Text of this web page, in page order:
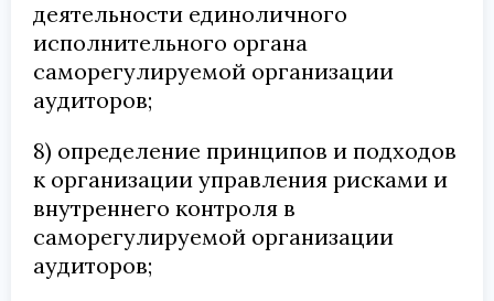
деятельности единоличного
исполнительного органа
саморегулируемой организации
аудиторов;
8) определение принципов и подходов
к организации управления рисками и
внутреннего контроля в
саморегулируемой организации
аудиторов;